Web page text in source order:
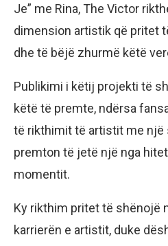
Je” me Rina, The Victor
dimension artistik që pritet
dhe të bëjë zhurmë këtë
Publikimi i këtij projekti të
këtë të premte, ndërsa
të rikthimit të artistit me një
premton të jetë një nga
momentit.
Ky rikthim pritet të shënojë
karrierën e artistit, duke